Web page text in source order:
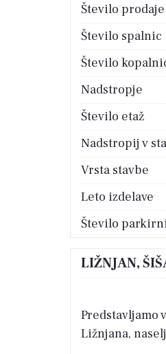
Število prodaje
Število spalnic
Število
Nadstropje
Število etaž
Nadstropij v
Vrsta stavbe
Leto izdelave
Število
LIŽNJAN,
Predstavljamo
Ližnjana,